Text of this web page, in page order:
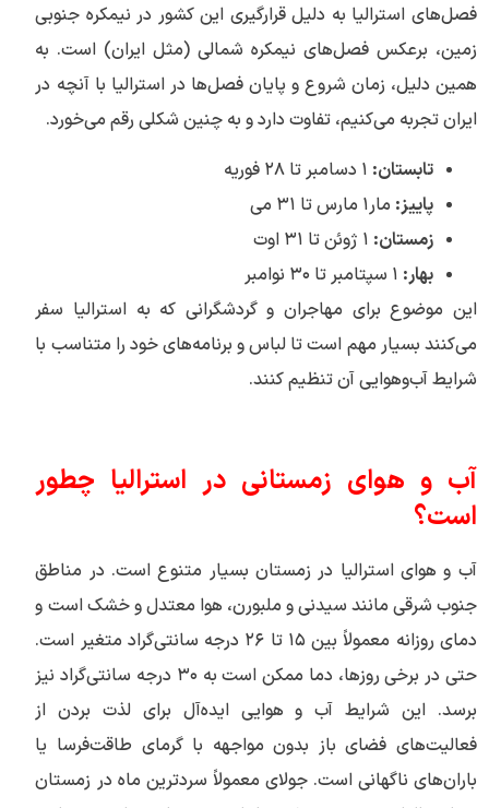
فصل‌های استرالیا به دلیل قرارگیری این کشور در نیمکره جنوبی
زمین، برعکس فصل‌های نیمکره شمالی (مثل ایران) است. به
همین دلیل، زمان شروع و پایان فصل‌ها در استرالیا با آنچه در
ایران تجربه می‌کنیم، تفاوت دارد و به چنین شکلی رقم می‌خورد.
تابستان:
پاییز: مار۱ مارس تا ۳۱ می
زمستان:
بهار:
این موضوع برای مهاجران و گردشگرانی که به استرالیا سفر
می‌کنند بسیار مهم است تا لباس و برنامه‌های خود را متناسب با
شرایط آب‌وهوایی آن تنظیم کنند.
آب و هوای زمستانی در استرالیا چطور
است؟
آب و هوای استرالیا در زمستان بسیار متنوع است. در مناطق
جنوب شرقی مانند سیدنی و ملبورن، هوا معتدل و خشک است و
دمای روزانه معمولاً بین ۱۵ تا ۲۶ درجه سانتی‌گراد متغیر است.
حتی در برخی روزها، دما ممکن است به ۳۰ درجه سانتی‌گراد نیز
برسد. این شرایط آب و هوایی ایده‌آل برای لذت بردن از
فعالیت‌های فضای باز بدون مواجهه با گرمای طاقت‌فرسا یا
باران‌های ناگهانی است. جولای معمولاً سردترین ماه در زمستان